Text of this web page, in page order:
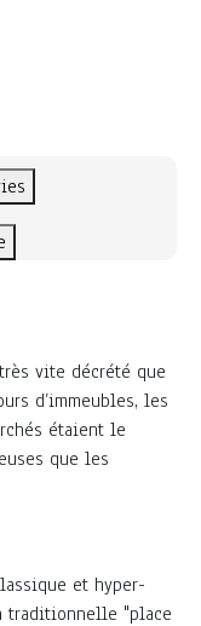
vite décrété que
d’immeubles, les
étaient le
que les
et hyper-
traditionnelle "place